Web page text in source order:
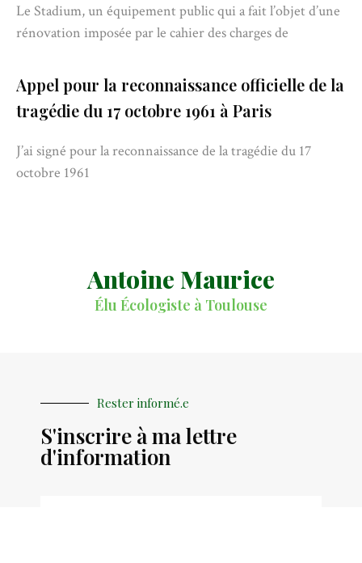
Le Stadium, un équipement public qui a fait l’objet d’une
rénovation imposée par le cahier des charges de
Appel pour la reconnaissance officielle de la
tragédie du 17 octobre 1961 à Paris
J’ai signé pour la reconnaissance de la tragédie du 17
octobre 1961
Antoine Maurice
Élu Écologiste à Toulouse
Rester informé.e
S'inscrire à ma lettre
d'information